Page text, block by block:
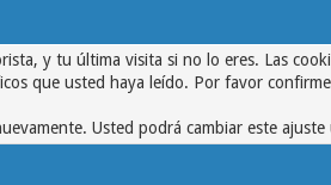
y tu última visita si no lo eres. Las
que usted haya leído. Por favor
Usted podrá cambiar este